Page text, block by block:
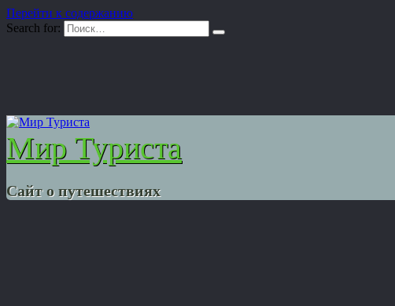
Перейти к содержанию
Search for:
Мир Туриста
Сайт о путешествиях